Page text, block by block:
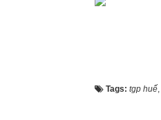
Tags: tgp huế,